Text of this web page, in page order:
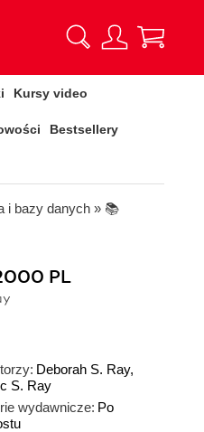
Kursy video
Bestsellery
i bazy danych » 📚
PL
Deborah S. Ray,
S. Ray
wydawnicze: Po